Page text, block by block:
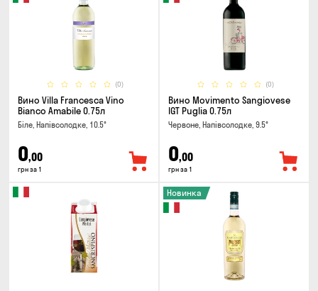
(0)
Вино Villa Francesca Vino
Bianco Amabile 0.75л
Біле, Напівсолодке, 10.5°
0,00
грн за 1
(0)
Вино Movimento Sangiovese
IGT Puglia 0.75л
Червоне, Напівсолодке, 9.5°
0,00
грн за 1
Новинка